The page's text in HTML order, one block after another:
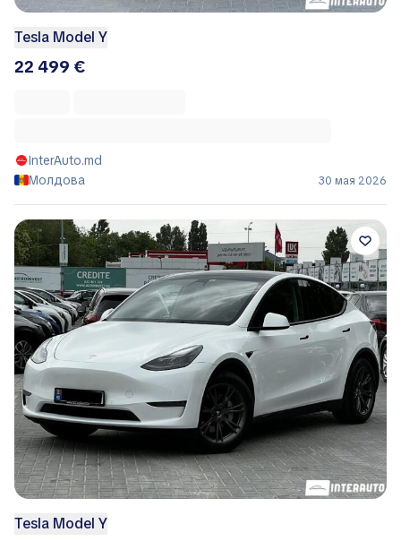
Tesla Model Y
22 499 €
InterAuto.md
Молдова
30 мая 2026
Tesla Model Y